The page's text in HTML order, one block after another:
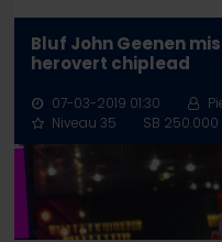
Bluf John Geenen
herovert chiplead
07-03-2019 01:30
Niveau 35
SB 250.000